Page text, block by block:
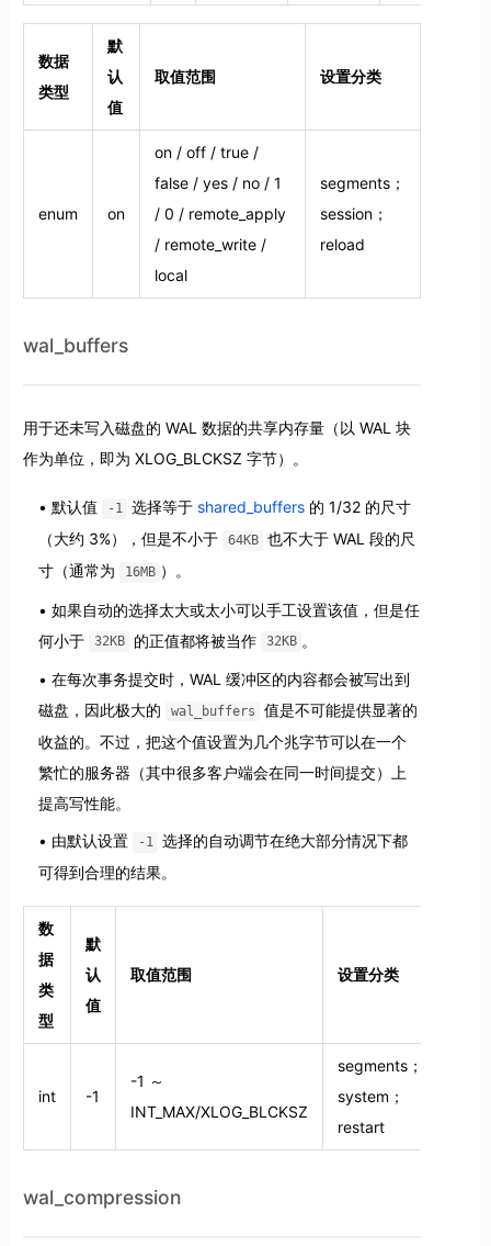
数据
类型
默
认
值
取值范围 设置分类
enum on
on / off / true /
false / yes / no / 1
/ 0 / remote_apply
/ remote_write /
local
segments；
session；
reload
wal_buffers
用于还未写入磁盘的 WAL 数据的共享内存量（以 WAL 块
作为单位，即为 XLOG_BLCKSZ 字节）。
默认值 -1 选择等于shared_buffers 的 1/32 的尺寸
（大约 3%），但是不小于
64KB
也不大于 WAL 段的尺
寸（通常为
16MB ）。
如果自动的选择太大或太小可以手工设置该值，但是任
何小于
32KB 的正值都将被当作 32KB 。
在每次事务提交时，WAL 缓冲区的内容都会被写出到
磁盘，因此极大的
wal_buffers
值是不可能提供显著的
收益的。不过，把这个值设置为几个兆字节可以在一个
繁忙的服务器（其中很多客户端会在同一时间提交）上
提高写性能。
由默认设置 -1
选择的自动调节在绝大部分情况下都
可得到合理的结果。
数
据
类
型
默
认
值
取值范围 设置分类
int -1
-1 ～
INT_MAX/XLOG_BLCKSZ
segments；
system；
restart
wal_compression